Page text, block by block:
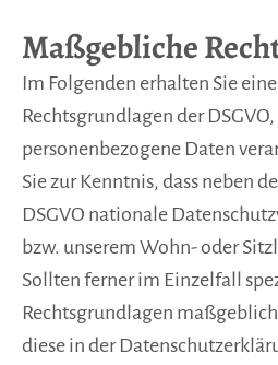
Maßgebliche
Im Folgenden erhalten Sie
Rechtsgrundlagen der
personenbezogene Daten
Sie zur Kenntnis, dass neben
DSGVO nationale
bzw. unserem Wohn- oder
Sollten ferner im Einzelfall
Rechtsgrundlagen
diese in der